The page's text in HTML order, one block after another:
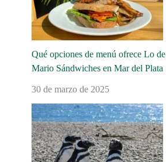
Qué opciones de menú ofrece Lo de
Mario Sándwiches en Mar del Plata
30 de marzo de 2025